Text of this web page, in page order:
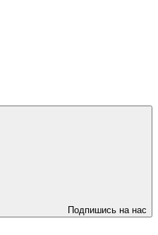
Подпишись на нас